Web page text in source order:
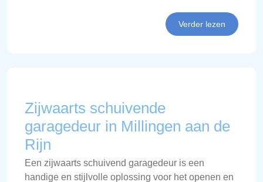
Verder lezen
Zijwaarts schuivende
garagedeur in Millingen aan de
Rijn
Een zijwaarts schuivend garagedeur is een
handige en stijlvolle oplossing voor het openen en